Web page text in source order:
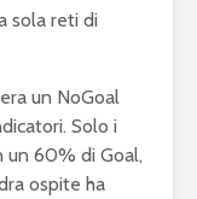
sola reti di
un NoGoal
Solo i
un 60% di Goal,
ospite ha